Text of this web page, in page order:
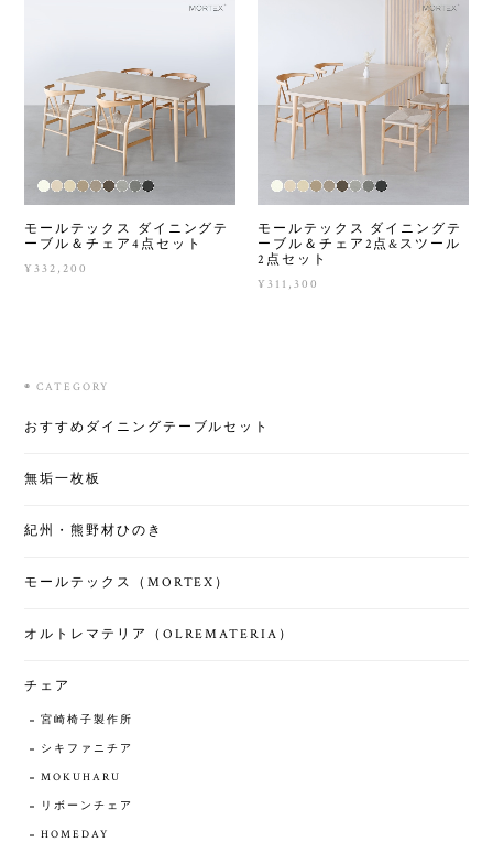
モールテックス ダイニングテ
ーブル＆チェア4点セット
¥332,200
モールテックス ダイニングテ
ーブル＆チェア2点&スツール
2点セット
¥311,300
◉ CATEGORY
おすすめダイニングテーブルセット
無垢一枚板
紀州・熊野材ひのき
モールテックス（MORTEX）
オルトレマテリア（OLREMATERIA）
チェア
宮崎椅子製作所
シキファニチア
MOKUHARU
リボーンチェア
HOMEDAY